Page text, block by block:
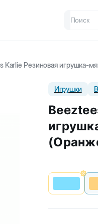
Karlie Резиновая игрушка-
Игрушки